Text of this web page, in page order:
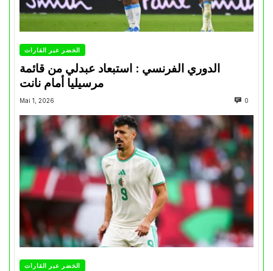
الخضر عبر القارات
الدوري الفرنسي : استبعاد عبدلي من قائمة
مرسيليا أمام نانت
Mai 1, 2026 0
الخضر عبر القارات